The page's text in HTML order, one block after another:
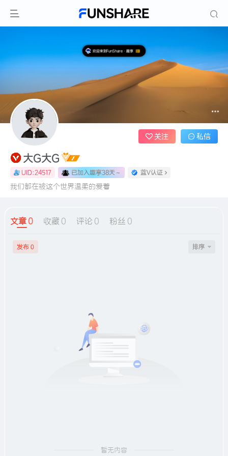
大G大G
UID:24517 已加入趣享38天 ～ 蓝V认证
我们都在被这个世界温柔的爱着
关注 私信
文章 0 收藏 0 评论 0 粉丝 0
发布 0 排序
暂无内容